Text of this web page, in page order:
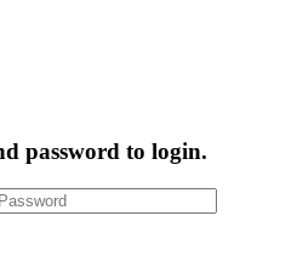
password to login.